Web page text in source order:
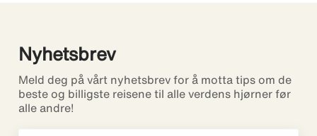
Nyhetsbrev
Meld deg på vårt nyhetsbrev for å motta tips om de
beste og billigste reisene til alle verdens hjørner før
alle andre!